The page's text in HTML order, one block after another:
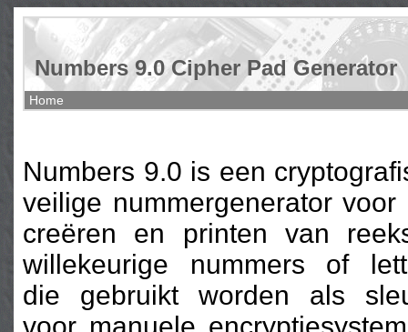
Numbers 9.0 Cipher Pad Generator
Home
Numbers 9.0 is een
veilige nummergenerator voor
creëren en printen van
willekeurige nummers of
die gebruikt worden als